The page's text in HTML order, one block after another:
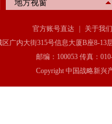
地方视窗
官方账号直达
关于我们
广内大街315号信息大厦B座8-13
邮编：100053 传真：
Copyright 中国战略新兴